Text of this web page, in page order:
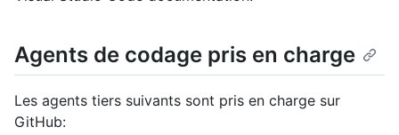
Agents de codage pris en charge
Les agents tiers suivants sont pris en charge sur
GitHub: